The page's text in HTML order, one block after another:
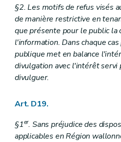
§2. Les motifs de refus visés
de manière restrictive en
que présente pour le public la
l'information. Dans chaque
publique met en balance
divulgation avec l'intérêt servi
divulguer.
Art. D19.
§1er. Sans préjudice des
applicables en Région